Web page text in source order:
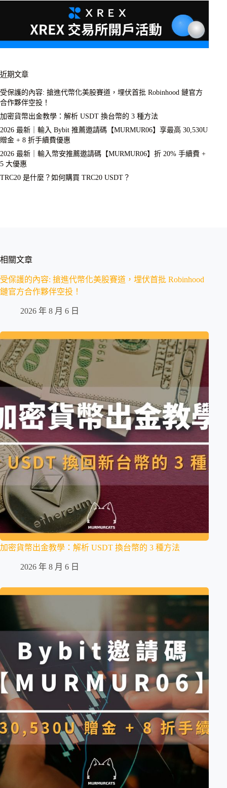
近期文章
受保護的內容: 搶進代幣化美股賽道，埋伏首批 Robinhood 鏈官方
合作夥伴空投！
加密貨幣出金教學：解析 USDT 換台幣的 3 種方法
2026 最新｜輸入 Bybit 推薦邀請碼【MURMUR06】享最高 30,530U
贈金 + 8 折手續費優惠
2026 最新｜輸入幣安推薦邀請碼【MURMUR06】折 20% 手續費 +
5 大優惠
TRC20 是什麼？如何購買 TRC20 USDT？
相關文章
受保護的內容: 搶進代幣化美股賽道，埋伏首批 Robinhood
鏈官方合作夥伴空投！
2026 年 8 月 6 日
加密貨幣出金教學：解析 USDT 換台幣的 3 種方法
2026 年 8 月 6 日